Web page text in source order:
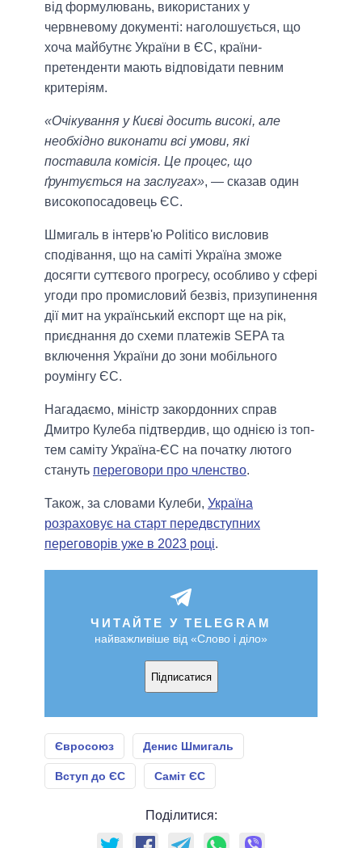
від формулювань, використаних у
червневому документі: наголошується, що
хоча майбутнє України в ЄС, країни-
претенденти мають відповідати певним
критеріям.
«Очікування у Києві досить високі, але
необхідно виконати всі умови, які
поставила комісія. Це процес, що
ґрунтується на заслугах», — сказав один
високопосадовець ЄС.
Шмигаль в інтерв'ю Politico висловив
сподівання, що на саміті Україна зможе
досягти суттєвого прогресу, особливо у сфері
угоди про промисловий безвіз, призупинення
дії мит на український експорт ще на рік,
приєднання до схеми платежів SEPA та
включення України до зони мобільного
роумінгу ЄС.
Нагадаємо, міністр закордонних справ
Дмитро Кулеба підтвердив, що однією із топ-
тем саміту Україна-ЄС на початку лютого
стануть переговори про членство.
Також, за словами Кулеби, Україна
розраховує на старт передвступних
переговорів уже в 2023 році.
ЧИТАЙТЕ У TELEGRAM
найважливіше від «Слово і діло»
Підписатися
Євросоюз Денис Шмигаль
Вступ до ЄС Саміт ЄС
Поділитися: